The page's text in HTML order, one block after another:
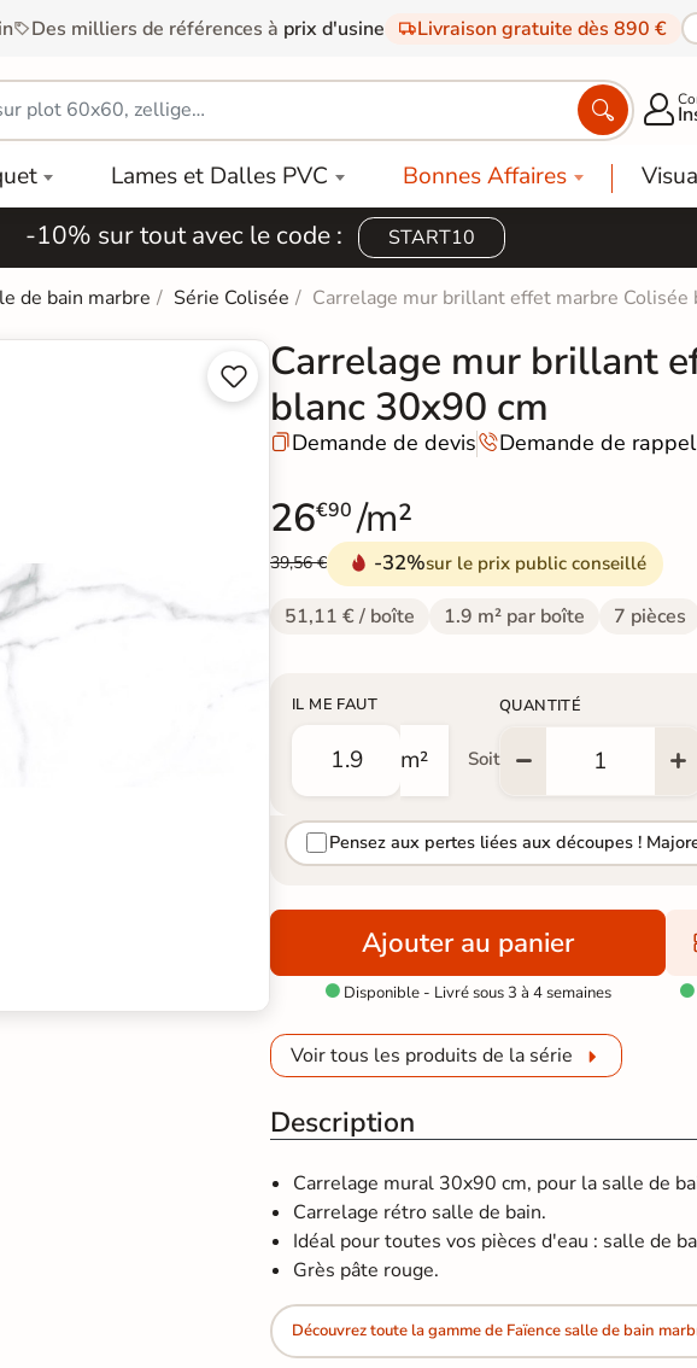
Des milliers de références à prix d'usine Livraison gratuite dès 890 €
 
Lames et Dalles PVC Bonnes Affaires
-10% sur tout avec le code : START10
de bain marbre Série Colisée Carrelage mur brillant effet marbre Colisée


Carrelage mur brillant
blanc 30x90 cm
Demande de devisDemande de rappel
26€90 /m²
39,56 € -32%sur le prix public conseillé
51,11 € / boîte 1.9 m² par boîte 7 pièces
IL ME FAUT
m² Soit
QUANTITÉ
Pensez aux pertes liées aux découpes !
Ajouter au panier
 Disponible - Livré sous 3 à 4 semaines 
Voir tous les produits de la série
Description
Carrelage mural 30x90 cm, pour la salle de
Carrelage rétro salle de bain.
Idéal pour toutes vos pièces d'eau : salle de
Grès pâte rouge.
Découvrez toute la gamme de Faïence salle de bain